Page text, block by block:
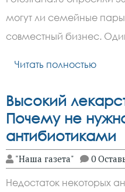
могут ли семейные
совместный бизнес.
Читать полностью
Высокий
Почему не
антибиотиками
"Наша газета" 0
Недостаток некоторых